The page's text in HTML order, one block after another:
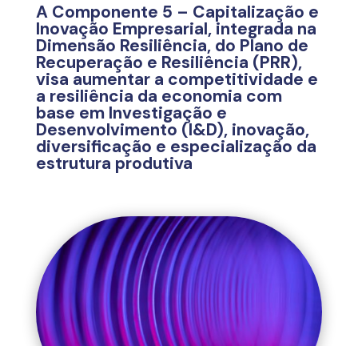
A Componente 5 – Capitalização e
Inovação Empresarial, integrada na
Dimensão Resiliência, do Plano de
Recuperação e Resiliência (PRR),
visa aumentar a competitividade e
a resiliência da economia com
base em Investigação e
Desenvolvimento (I&D), inovação,
diversificação e especialização da
estrutura produtiva